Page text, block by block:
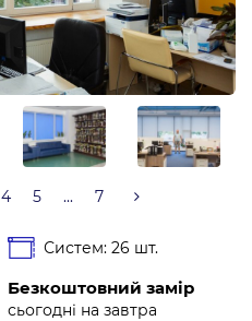
4 5 ... 7
Систем: 26 шт.
Безкоштовний замір
сьогодні на завтра